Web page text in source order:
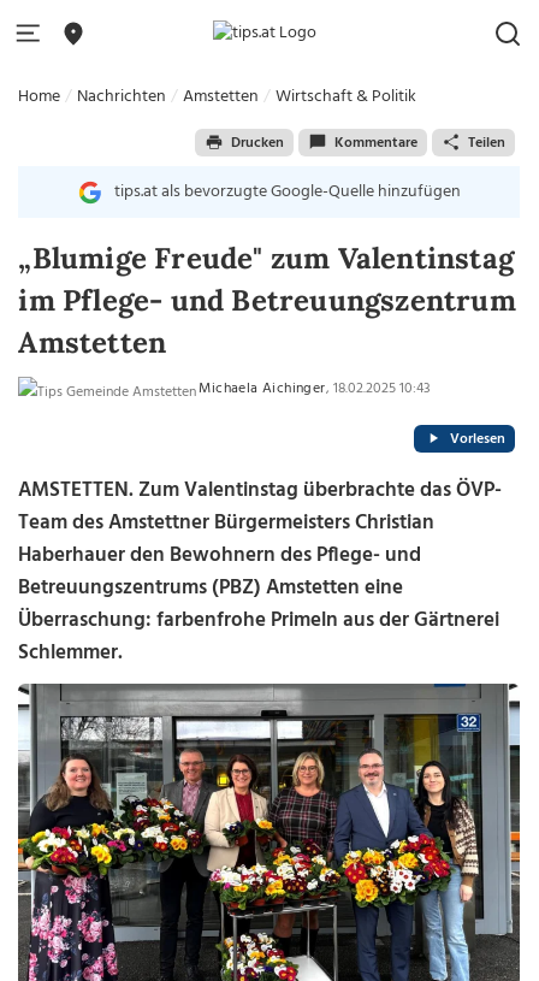
Home Nachrichten Amstetten Wirtschaft & Politik
Drucken Kommentare Teilen
tips.at als bevorzugte Google-Quelle hinzufügen
„Blumige Freude" zum Valentinstag
im Pflege- und Betreuungszentrum
Amstetten
Michaela Aichinger, 18.02.2025 10:43
Vorlesen
AMSTETTEN. Zum Valentinstag überbrachte das ÖVP-
Team des Amstettner Bürgermeisters Christian
Haberhauer den Bewohnern des Pflege- und
Betreuungszentrums (PBZ) Amstetten eine
Überraschung: farbenfrohe Primeln aus der Gärtnerei
Schlemmer.